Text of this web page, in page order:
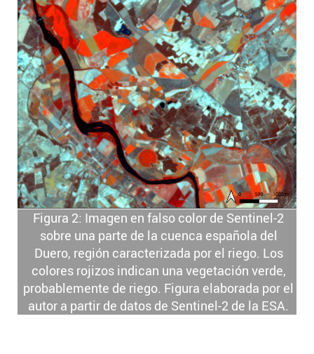
Figura 2: Imagen en falso color de Sentinel-2
sobre una parte de la cuenca española del
Duero, región caracterizada por el riego. Los
colores rojizos indican una vegetación verde,
probablemente de riego. Figura elaborada por el
autor a partir de datos de Sentinel-2 de la ESA.